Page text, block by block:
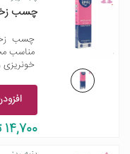
چسب زخم
مناسب
14,700 تومان